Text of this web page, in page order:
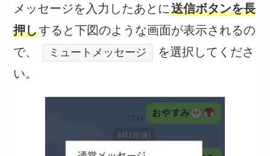
メッセージを入力したあとに送信ボタンを長
押しすると下図のような画面が表示されるの
で、
ミュートメッセージ
を選択してくださ
い。